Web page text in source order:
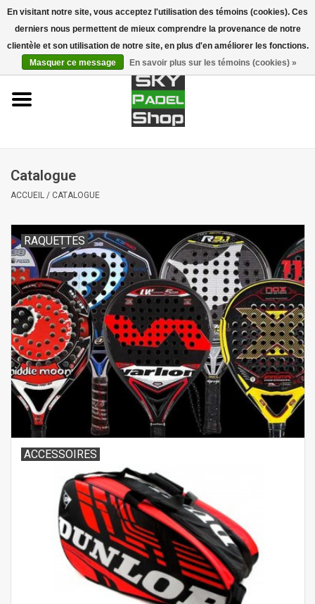
Accueil
Raquettes
Piste de Padel
Marques
Catalogue
ACCUEIL / CATALOGUE
RAQUETTES
ACCESSOIRES
En visitant notre site, vous acceptez l'utilisation des témoins (cookies). Ces
derniers nous permettent de mieux comprendre la provenance de notre
clientèle et son utilisation de notre site, en plus d'en améliorer les fonctions.
Masquer ce message
En savoir plus sur les témoins (cookies) »